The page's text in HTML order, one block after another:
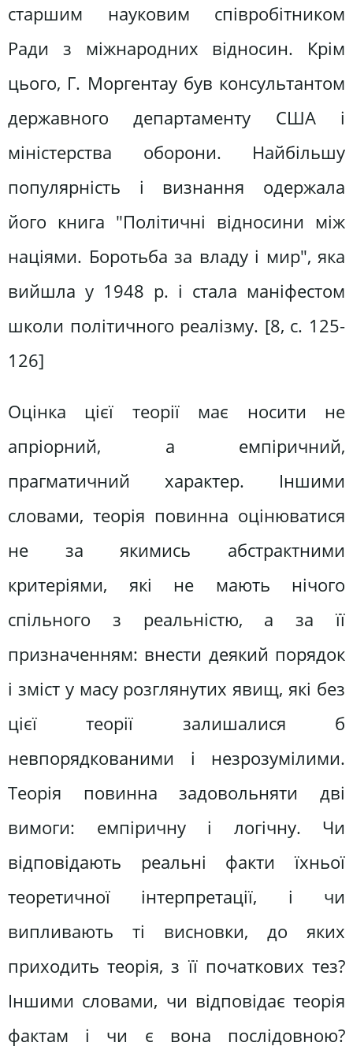
старшим науковим співробітником
Ради з міжнародних відносин. Крім
цього, Г. Моргентау був консультантом
державного департаменту США і
міністерства оборони. Найбільшу
популярність і визнання одержала
його книга "Політичні відносини між
націями. Боротьба за владу і мир", яка
вийшла у 1948 р. і стала маніфестом
школи політичного реалізму. [8, c. 125-
126]
Оцінка цієї теорії має носити не
апріорний, а емпіричний,
прагматичний характер. Іншими
словами, теорія повинна оцінюватися
не за якимись абстрактними
критеріями, які не мають нічого
спільного з реальністю, а за її
призначенням: внести деякий порядок
і зміст у масу розглянутих явищ, які без
цієї теорії залишалися б
невпорядкованими і незрозумілими.
Теорія повинна задовольняти дві
вимоги: емпіричну і логічну. Чи
відповідають реальні факти їхньої
теоретичної інтерпретації, і чи
випливають ті висновки, до яких
приходить теорія, з її початкових тез?
Іншими словами, чи відповідає теорія
фактам і чи є вона послідовною?